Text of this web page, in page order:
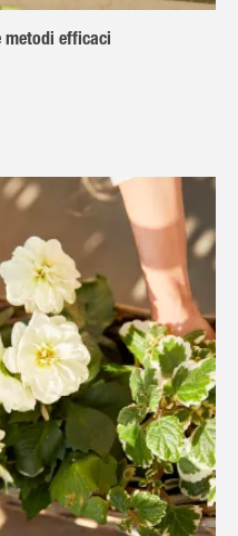
metodi efficaci